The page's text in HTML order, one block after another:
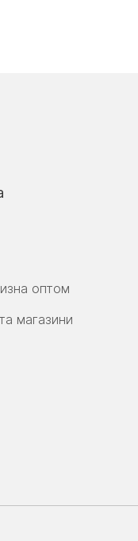
оптом
магазини